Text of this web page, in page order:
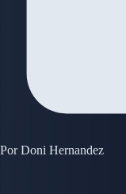
PorDoni Hernandez